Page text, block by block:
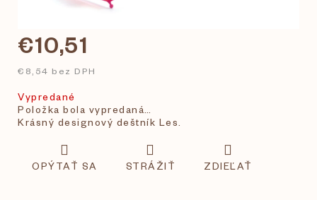
€10,51
€8,54 bez DPH
Vypredané
Položka bola vypredaná…
Krásný designový deštník Les.
OPÝTAŤ SA STRÁŽIŤ ZDIEĽAŤ